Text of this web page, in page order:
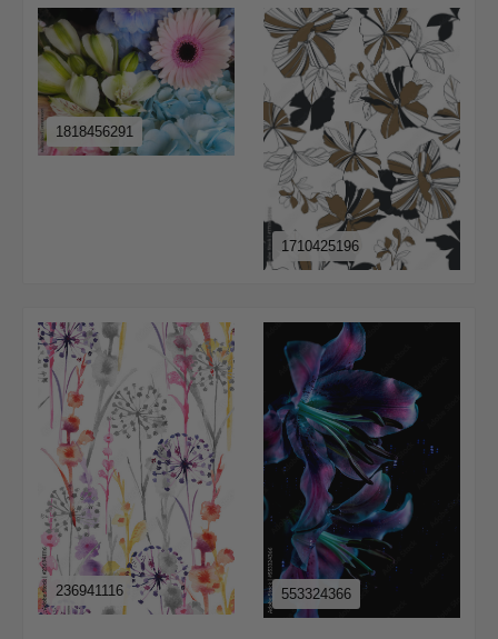
1818456291
1710425196
236941116 553324366